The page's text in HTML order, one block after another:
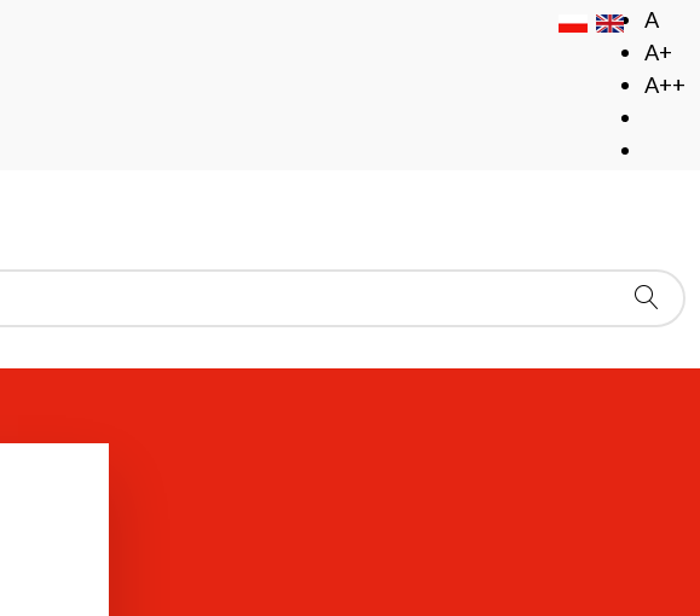
A
A+
A++